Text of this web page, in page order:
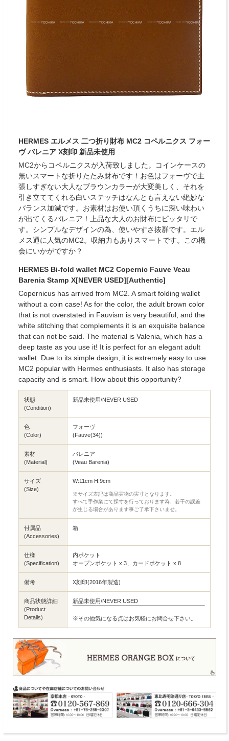
HERMES エルメス 二つ折り財布 MC2 コペルニクス フォー
ヴ バレニア X刻印 新品未使用
MC2からコペルニクスが入荷致しました。コインケースの
無いスマートな折りたたみ財布です！お色はフォーヴで主
張しすぎない大人なブラウンカラーが大変美しく、それを
引き立ててくれる白いステッチはなんとも言えない絶妙な
バランス加減です。お素材はお使い頂くうちに深い味わい
が出てくるバレニア！上品な大人のお財布にピッタリで
す。シンプルなデザインの為、使いやすさ抜群です。エル
メス通に人気のMC2。収納力もありスマートです。この機
会にいかがですか？
HERMES Bi-fold wallet MC2 Copernic Fauve Veau
Barenia Stamp X[NEVER USED][Authentic]
Copernicus has arrived from MC2. A smart folding wallet
without a coin case! As for the color, the adult brown color
that is not overstated in Fauvism is very beautiful, and the
white stitching that complements it is an exquisite balance
that can not be said. The material is Valenia, which has a
deep taste as you use it! It is perfect for an elegant adult
wallet. Due to its simple design, it is extremely easy to use.
MC2 popular with Hermes enthusiasts. It also has storage
capacity and is smart. How about this opportunity?
状態
(Condition)
新品未使用/NEVER USED
色
(Color)
フォーヴ
(Fauve(34))
素材
(Material)
バレニア
(Veau Barenia)
サイズ
(Size)
W:11cm H:9cm
※サイズ表記は商品実物の実寸となります。
すべて手作業にて採寸を行っております為、若干の誤差
が生じる場合があります事ご了承下さいませ。
付属品
(Accessories)
箱
仕様
(Specification)
内ポケット
オープンポケット x 3、カードポケット x 8
備考 X刻印(2016年製造)
商品状態詳細
(Product
Details)
新品未使用/NEVER USED
※その他気になる点はお気軽にお問合せ下さい。